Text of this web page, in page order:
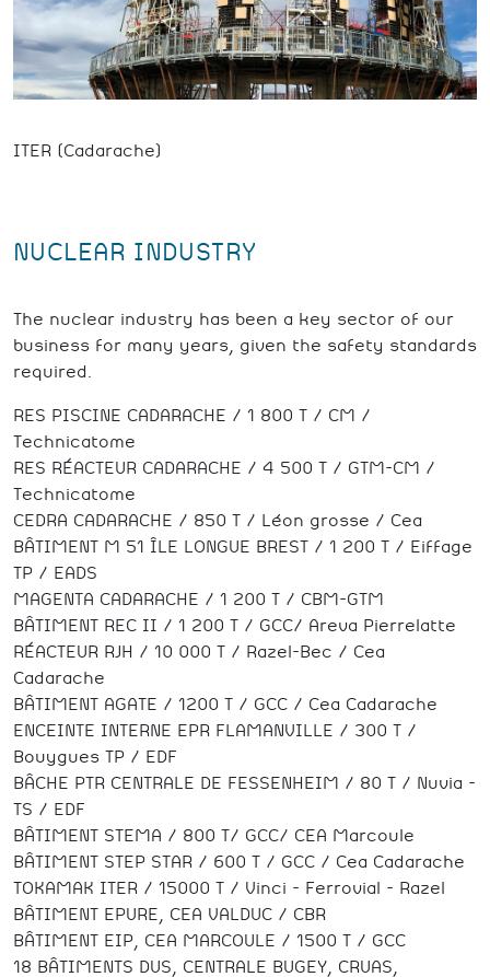
ITER (Cadarache)
NUCLEAR INDUSTRY
The nuclear industry has been a key sector of our
business for many years, given the safety standards
required.
RES PISCINE CADARACHE / 1 800 T / CM /
Technicatome
RES RÉACTEUR CADARACHE / 4 500 T / GTM-CM /
Technicatome
CEDRA CADARACHE / 850 T / Léon grosse / Cea
BÂTIMENT M 51 ÎLE LONGUE BREST / 1 200 T / Eiffage
TP / EADS
MAGENTA CADARACHE / 1 200 T / CBM-GTM
BÂTIMENT REC II / 1 200 T / GCC/ Areva Pierrelatte
RÉACTEUR RJH / 10 000 T / Razel-Bec / Cea
Cadarache
BÂTIMENT AGATE / 1200 T / GCC / Cea Cadarache
ENCEINTE INTERNE EPR FLAMANVILLE / 300 T /
Bouygues TP / EDF
BÂCHE PTR CENTRALE DE FESSENHEIM / 80 T / Nuvia –
TS / EDF
BÂTIMENT STEMA / 800 T/ GCC/ CEA Marcoule
BÂTIMENT STEP STAR / 600 T / GCC / Cea Cadarache
TOKAMAK ITER / 15000 T / Vinci – Ferrovial – Razel
BÂTIMENT EPURE, CEA VALDUC / CBR
BÂTIMENT EIP, CEA MARCOULE / 1500 T / GCC
18 BÂTIMENTS DUS, CENTRALE BUGEY, CRUAS,